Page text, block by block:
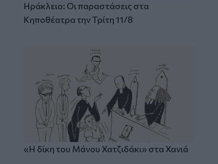
Ηράκλειο: Οι παραστάσεις στα
Κηποθέατρα την Τρίτη 11/8
«Η δίκη του Μάνου Χατζιδάκι» στα Χανιά